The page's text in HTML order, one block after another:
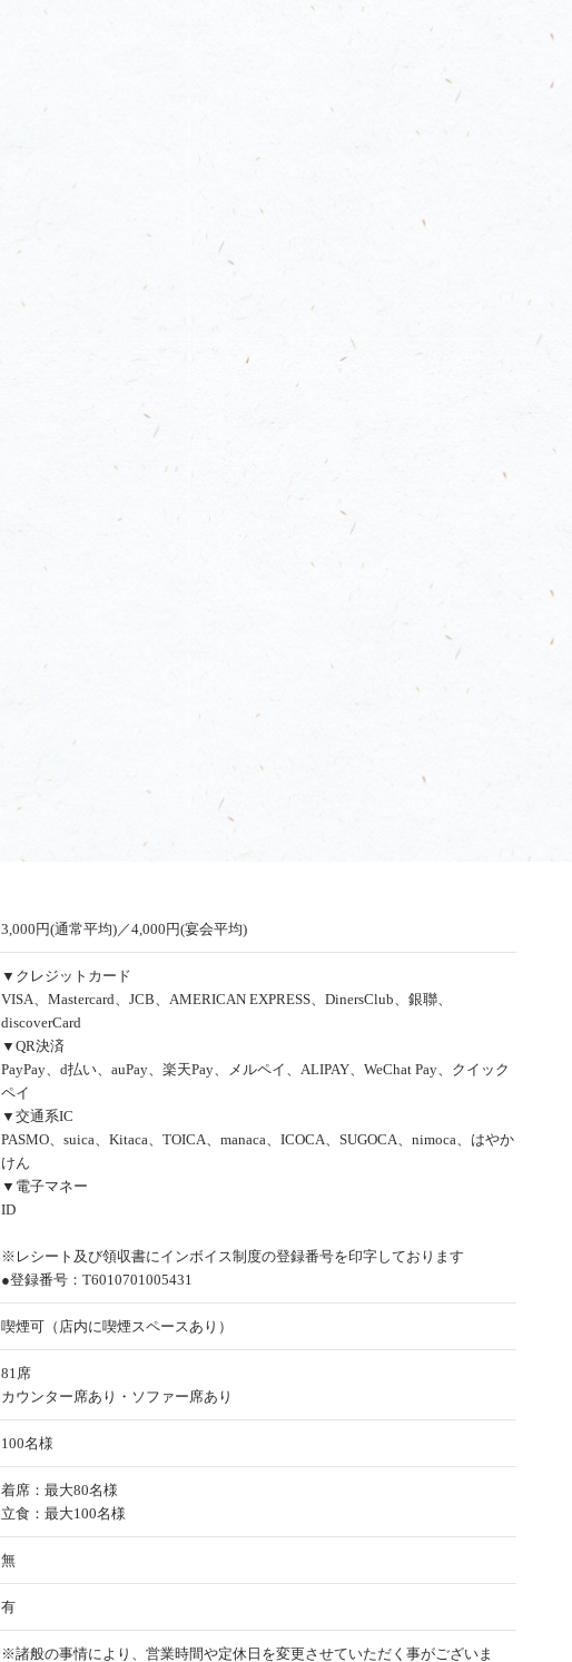
3,000円(通常平均)／4,000円(宴会平均)
▼クレジットカード
VISA、Mastercard、JCB、AMERICAN EXPRESS、DinersClub、銀聯、
discoverCard
▼QR決済
PayPay、d払い、auPay、楽天Pay、メルペイ、ALIPAY、WeChat Pay、クイック
ペイ
▼交通系IC
PASMO、suica、Kitaca、TOICA、manaca、ICOCA、SUGOCA、nimoca、はやか
けん
▼電子マネー
ID
※レシート及び領収書にインボイス制度の登録番号を印字しております
●登録番号：T6010701005431
喫煙可（店内に喫煙スペースあり）
81席
カウンター席あり・ソファー席あり
100名様
着席：最大80名様
立食：最大100名様
無
有
※諸般の事情により、営業時間や定休日を変更させていただく事がございま